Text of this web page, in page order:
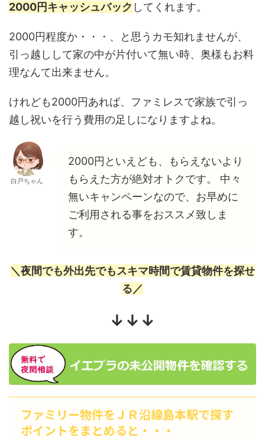
2000円キャッシュバック してくれます。
2000円程度か・・・、と思うカモ知れませんが、
引っ越しして家の中が片付いて無い時、奥様もお料
理なんて出来ません。
けれども2000円あれば、ファミレスで家族で引っ
越し祝いを行う費用の足しになりますよね。
白戸ちゃん
2000円といえども、もらえないより
もらえた方が絶対オトクです。 中々
無いキャンペーンなので、お早めに
ご利用される事をおススメ致しま
す。
＼夜間でも外出先でもスキマ時間で賃貸物件を探せ
る／
↓↓↓
ファミリー物件をＪＲ沿線島本駅で探す
ポイントをまとめると・・・